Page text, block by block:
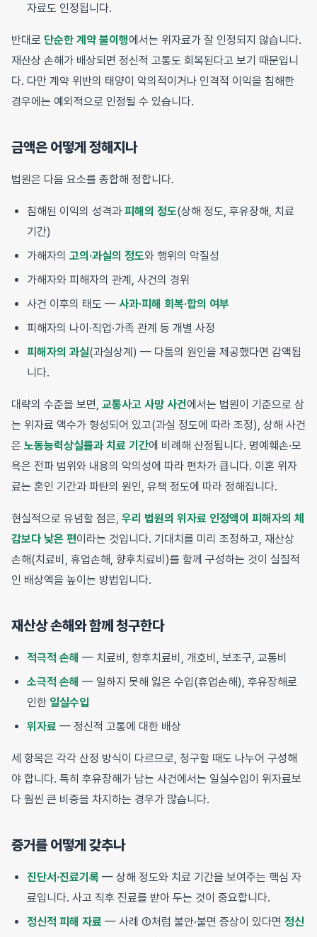
자료도 인정됩니다.
반대로 단순한 계약 불이행에서는 위자료가 잘 인정되지 않습니다.
재산상 손해가 배상되면 정신적 고통도 회복된다고 보기 때문입니
다. 다만 계약 위반의 태양이 악의적이거나 인격적 이익을 침해한
경우에는 예외적으로 인정될 수 있습니다.
금액은 어떻게 정해지나
법원은 다음 요소를 종합해 정합니다.
침해된 이익의 성격과피해의 정도(상해 정도, 후유장해, 치료
기간)
가해자의 고의·과실의 정도와 행위의 악질성
가해자와 피해자의 관계, 사건의 경위
사건 이후의 태도 — 사과·피해 회복·합의 여부
피해자의 나이·직업·가족 관계 등 개별 사정
피해자의 과실(과실상계) — 다툼의 원인을 제공했다면 감액됩
니다.
대략의 수준을 보면, 교통사고 사망 사건에서는 법원이 기준으로 삼
는 위자료 액수가 형성되어 있고(과실 정도에 따라 조정), 상해 사건
은 노동능력상실률과 치료 기간에 비례해 산정됩니다. 명예훼손·모
욕은 전파 범위와 내용의 악의성에 따라 편차가 큽니다. 이혼 위자
료는 혼인 기간과 파탄의 원인, 유책 정도에 따라 정해집니다.
현실적으로 유념할 점은, 우리 법원의 위자료 인정액이 피해자의 체
감보다 낮은 편이라는 것입니다. 기대치를 미리 조정하고, 재산상
손해(치료비, 휴업손해, 향후치료비)를 함께 구성하는 것이 실질적
인 배상액을 높이는 방법입니다.
재산상 손해와 함께 청구한다
적극적 손해 — 치료비, 향후치료비, 개호비, 보조구, 교통비
소극적 손해 — 일하지 못해 잃은 수입(휴업손해), 후유장해로
인한 일실수입
위자료 — 정신적 고통에 대한 배상
세 항목은 각각 산정 방식이 다르므로, 청구할 때도 나누어 구성해
야 합니다. 특히 후유장해가 남는 사건에서는 일실수입이 위자료보
다 훨씬 큰 비중을 차지하는 경우가 많습니다.
증거를 어떻게 갖추나
진단서·진료기록 — 상해 정도와 치료 기간을 보여주는 핵심 자
료입니다. 사고 직후 진료를 받아 두는 것이 중요합니다.
정신적 피해 자료 — 사례 ①처럼 불안·불면 증상이 있다면 정신